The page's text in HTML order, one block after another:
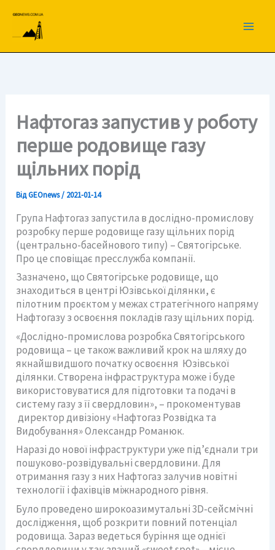
вмісту
Нафтогаз запустив у роботу
перше родовище газу
щільних порід
ВідGEOnews/ 2021-01-14
Група Нафтогаз запустила в дослідно-промислову
розробку перше родовище газу щільних порід
(центрально-басейнового типу) – Святогірське.
Про це сповіщає пресслужба компанії.
Зазначено, що Святогірське родовище, що
знаходиться в центрі Юзівської ділянки, є
пілотним проєктом у межах стратегічного напряму
Нафтогазу з освоєння покладів газу щільних порід.
«Дослідно-промислова розробка Святогірського
родовища – це також важливий крок на шляху до
якнайшвидшого початку освоєння Юзівської
ділянки. Створена інфраструктура може і буде
використовуватися для підготовки та подачі в
систему газу з її свердловин», – прокоментував
директор дивізіону «Нафтогаз Розвідка та
Видобування» Олександр Романюк.
Наразі до нової інфраструктури уже під’єднали три
пошуково-розвідувальні свердловини. Для
отримання газу з них Нафтогаз залучив новітні
технології і фахівців міжнародного рівня.
Було проведено широкоазимутальні 3D-сейсмічні
дослідження, щоб розкрити повний потенціал
родовища. Зараз ведеться буріння ще однієї